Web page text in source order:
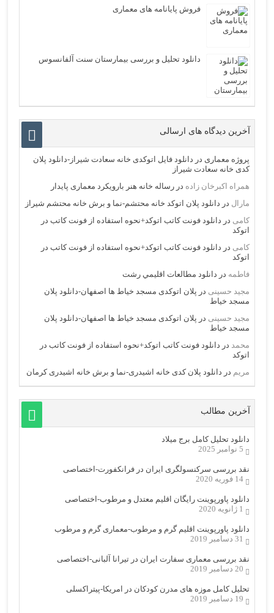
فروش پایانامه های معماری
دانلود تحلیل و بررسی بیمارستان سنت آلفانسوس
آخرین دیدگاه های ارسالی
پروژه معماری در دانلود فایل اتوکدی خانه سعادت شیراز-دانلود پلان
کدی خانه سعادت شیراز
همراه اکبرخان زاده دررساله خانه هنر بارویکرد معماری پایدار
مارال در دانلود پلان اتوکد خانه محتشم-نما و برش خانه محتشم شیراز
کامی در دانلود فونت کاتب اتوکد+نحوه استفاده از فونت کاتب در
اتوکد
کامی در دانلود فونت کاتب اتوکد+نحوه استفاده از فونت کاتب در
اتوکد
فاطمه در دانلود مطالعات اقليمي رشت
مجید حسینی در پلان اتوکدی مسجد خیاط ها اصفهان-دانلود پلان
مسجد خیاط
مجید حسینی در پلان اتوکدی مسجد خیاط ها اصفهان-دانلود پلان
مسجد خیاط
محمد در دانلود فونت کاتب اتوکد+نحوه استفاده از فونت کاتب در
اتوکد
مریم در دانلود پلان کدی خانه اشیدری-نما و برش خانه اشیدری کرمان
آخرین مطالب
دانلود تحلیل کامل برج میلاد
5 نوامبر 2025
نقد بررسی سرکنسولگری ایران در فرانکفورت-اختصاصی
14 فوریه 2020
دانلود پاورپوینت رایگان اقلیم معتدل و مرطوب-اختصاصی
1 ژانویه 2020
دانلود پاورپوینت اقلیم گرم و مرطوب-معماری گرم و مرطوب
31 دسامبر 2019
نقد بررسی معماری سفارت ایران در تیرانا آلبانی-اختصاصی
20 دسامبر 2019
تحلیل کامل موزه های مدرن کودکان در امریکا-پیتراکسلی
19 دسامبر 2019